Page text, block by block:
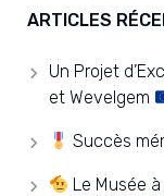
ARTICLES
Un Projet
et Wevelgem
Succès
Le Musée